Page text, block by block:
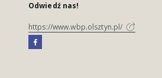
Odwiedź nas!
https://www.wbp.olsztyn.pl/